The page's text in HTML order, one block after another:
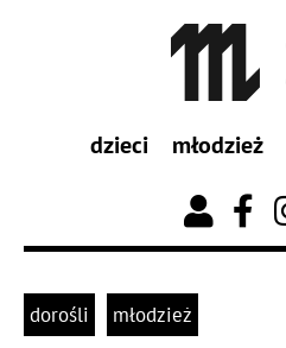
dzieci młodzież
dorośli młodzież